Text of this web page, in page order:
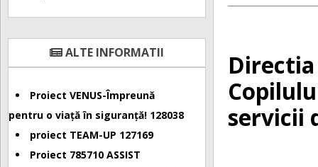
ALTE INFORMATII
Proiect VENUS-Împreună
pentru o viață în siguranță! 128038
proiect TEAM-UP 127169
Proiect 785710 ASSIST
servicii